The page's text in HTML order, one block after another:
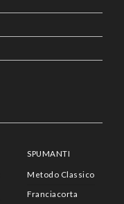
SPUMANTI
Metodo Classico
Franciacorta